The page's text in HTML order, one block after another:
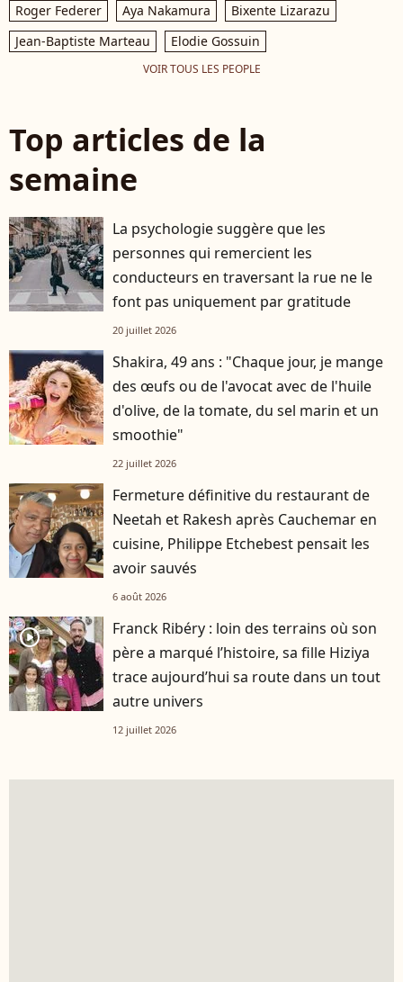
Roger Federer
Aya Nakamura
Bixente Lizarazu
Jean-Baptiste Marteau
Elodie Gossuin
VOIR TOUS LES PEOPLE
Top articles de la
semaine
La psychologie suggère que les
personnes qui remercient les
conducteurs en traversant la rue ne le
font pas uniquement par gratitude
20 juillet 2026
Shakira, 49 ans : "Chaque jour, je mange
des œufs ou de l'avocat avec de l'huile
d'olive, de la tomate, du sel marin et un
smoothie"
22 juillet 2026
Fermeture définitive du restaurant de
Neetah et Rakesh après Cauchemar en
cuisine, Philippe Etchebest pensait les
avoir sauvés
6 août 2026
player2
Franck Ribéry : loin des terrains où son
père a marqué l’histoire, sa fille Hiziya
trace aujourd’hui sa route dans un tout
autre univers
12 juillet 2026